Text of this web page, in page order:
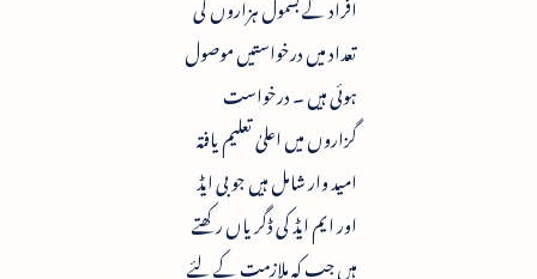
تعداد میں درخواستیں موصول
ہوئی ہیں ۔ درخواست
گزاروں میں اعلیٰ تعلیم یافتہ
امید وار شامل ہیں جو بی ایڈ
اور ایم ایڈ کی ڈگریاں رکھتے
ہیں جب کہ ملازمت کے لئے